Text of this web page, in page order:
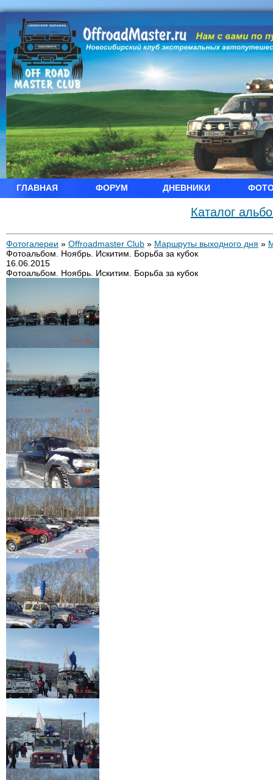
ГЛАВНАЯ ФОРУМ ДНЕВНИКИ
Каталог
Фотогалереи » Offroadmaster Club » Маршруты выходного дня »
Фотоальбом. Ноябрь. Искитим. Борьба за кубок
16.06.2015
Фотоальбом. Ноябрь. Искитим. Борьба за кубок